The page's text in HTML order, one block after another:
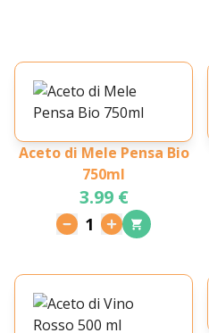
Aceto di Mele Pensa Bio
750ml
3.99 €
1